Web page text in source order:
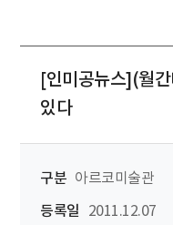
[인미공뉴스](월간
있다
구분 아르코미술관
등록일
2011.12.07